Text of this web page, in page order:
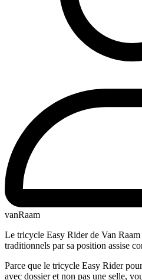
vanRaam
Le tricycle Easy Rider de Van Raam
traditionnels par sa position assise
Parce que le tricycle Easy Rider
avec dossier et non pas une selle,